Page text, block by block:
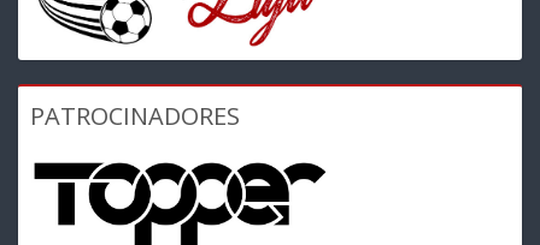
PATROCINADORES